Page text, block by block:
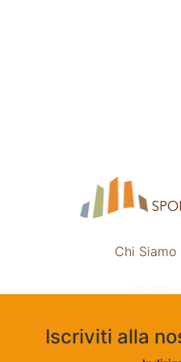
Chi Siamo
Iscriviti alla